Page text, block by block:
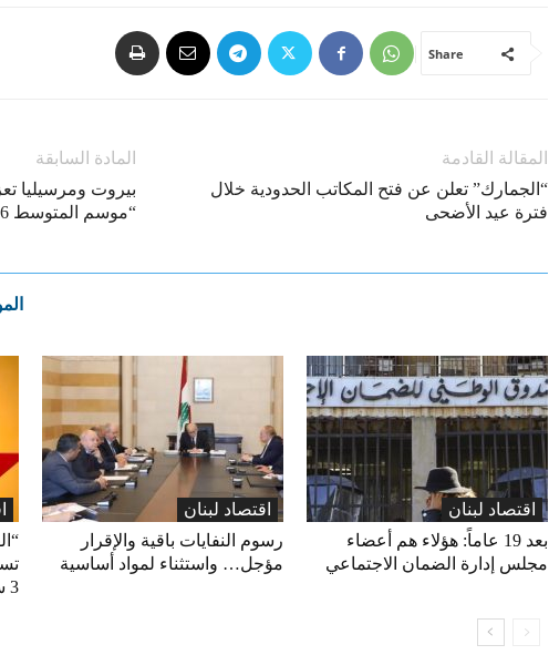
Share
المادة السابقة
بيروت ومرسيليا
“موسم المتوسط 2026”
المقالة القادمة
“الجمارك” تعلن عن فتح المكاتب الحدودية خلال
فترة عيد الأضحى
3 سنوات
اقتصاد لبنان
رسوم النفايات باقية والإقرار
مؤجل… واستثناء لمواد أساسية
اقتصاد لبنان
بعد 19 عاماً: هؤلاء هم أعضاء
مجلس إدارة الضمان الاجتماعي